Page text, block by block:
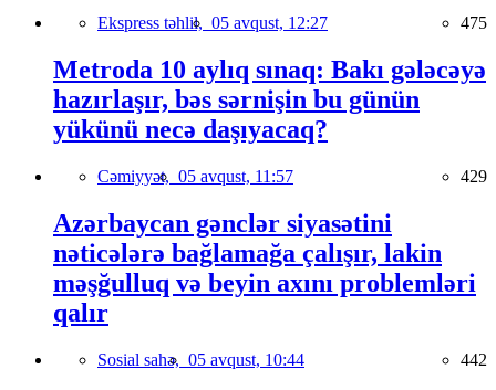
Ekspress təhlil, 05 avqust, 12:27 475
Metroda 10 aylıq sınaq: Bakı gələcəyə
hazırlaşır, bəs sərnişin bu günün
yükünü necə daşıyacaq?
Cəmiyyət, 05 avqust, 11:57 429
Azərbaycan gənclər siyasətini
nəticələrə bağlamağa çalışır, lakin
məşğulluq və beyin axını problemləri
qalır
Sosial sahə, 05 avqust, 10:44 442